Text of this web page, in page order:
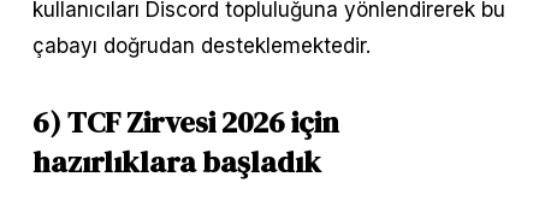
kullanıcıları Discord topluluğuna yönlendirerek bu
çabayı doğrudan desteklemektedir.
6) TCF Zirvesi 2026 için
hazırlıklara başladık